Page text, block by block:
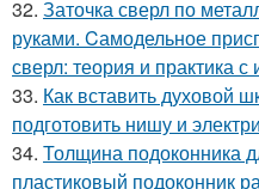
32. Заточка сверл по
руками. Cамодельное
сверл: теория и практика
33. Как вставить духовой
подготовить нишу и
34. Толщина подоконника
пластиковый подоконник